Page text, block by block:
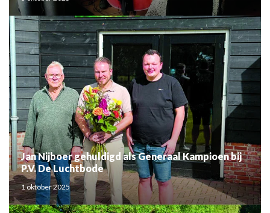
Jan Nijboer gehuldigd als Generaal Kampioen bij
P.V. De Luchtbode
1 oktober 2025